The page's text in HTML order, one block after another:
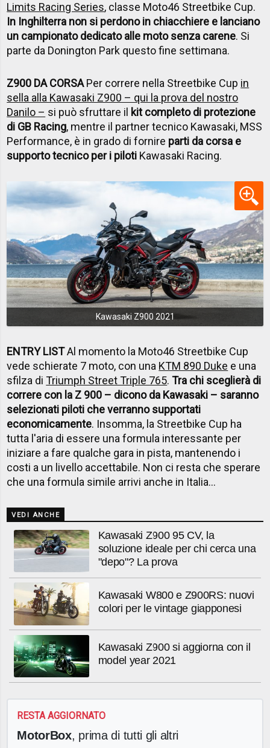
Limits Racing Series, classe Moto46 Streetbike Cup.
In Inghilterra non si perdono in chiacchiere e lanciano
un campionato dedicato alle moto senza carene. Si
parte da Donington Park questo fine settimana.
Z900 DA CORSAPer correre nella Streetbike Cup in
sella alla Kawasaki Z900 – qui la prova del nostro
Danilo – si può sfruttare il kit completo di protezione
di GB Racing, mentre il partner tecnico Kawasaki, MSS
Performance, è in grado di fornire parti da corsa e
supporto tecnico per i piloti Kawasaki Racing.
Kawasaki Z900 2021
ENTRY LISTAl momento la Moto46 Streetbike Cup
vede schierate 7 moto, con una KTM 890 Duke e una
sfilza diTriumph Street Triple 765.Tra chi sceglierà di
correre con la Z 900 – dicono da Kawasaki – saranno
selezionati piloti che verranno supportati
economicamente. Insomma, la Streetbike Cup ha
tutta l'aria di essere una formula interessante per
iniziare a fare qualche gara in pista, mantenendo i
costi a un livello accettabile. Non ci resta che sperare
che una formula simile arrivi anche in Italia...
VEDI ANCHE
Kawasaki Z900 95 CV, la
soluzione ideale per chi cerca una
"depo"? La prova
Kawasaki W800 e Z900RS: nuovi
colori per le vintage giapponesi
Kawasaki Z900 si aggiorna con il
model year 2021
RESTA AGGIORNATO
MotorBox, prima di tutti gli altri